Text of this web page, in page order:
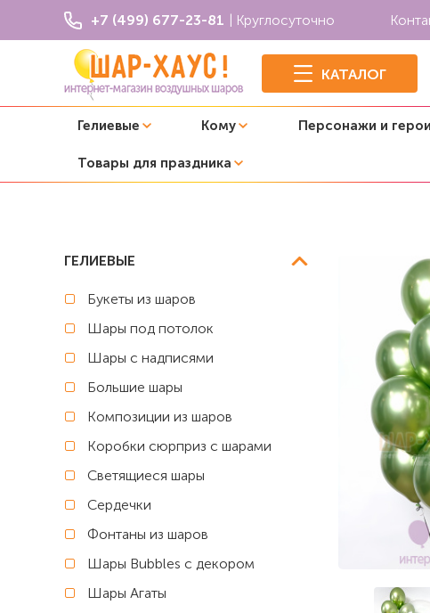
+7 (499) 677-23-81 | Круглосуточно
КАТАЛОГ
Гелиевые Кому Персонажи и герои
Товары для праздника
Композиции из шаров
ГЕЛИЕВЫЕ
Букеты из шаров
Шары под потолок
Шары с надписями
Большие шары
Композиции из шаров
Коробки сюрприз с шарами
Светящиеся шары
Сердечки
Фонтаны из шаров
Шары Bubbles с декором
Шары Агаты